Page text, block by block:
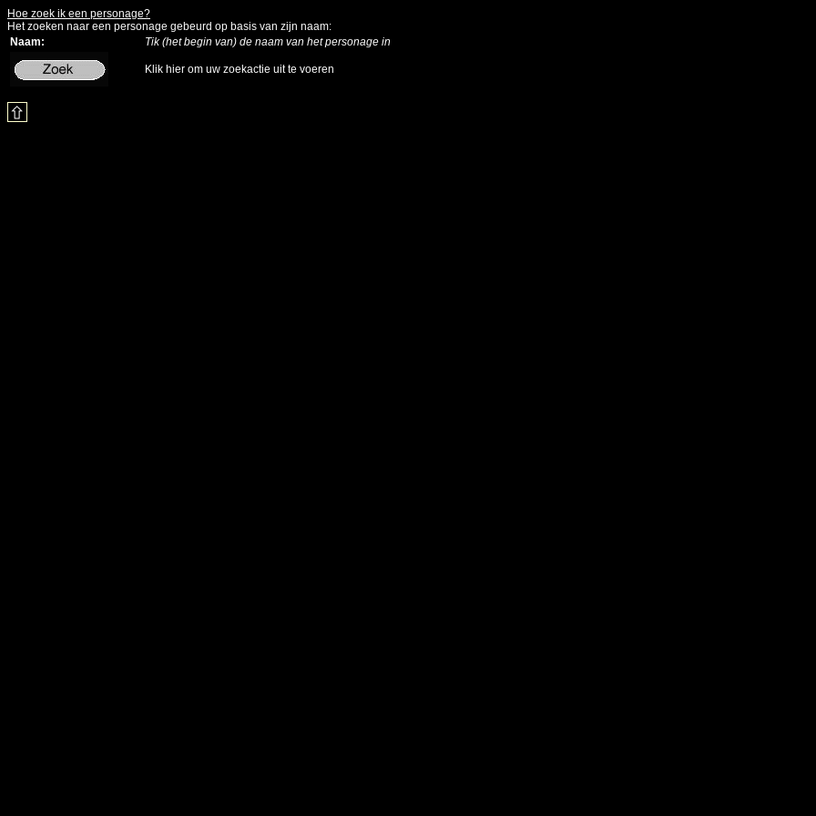
Hoe zoek ik een personage?
Het zoeken naar een personage gebeurd op basis van zijn naam:
Naam:
Tik (het begin van) de naam van het personage in
Klik hier om uw zoekactie uit te voeren